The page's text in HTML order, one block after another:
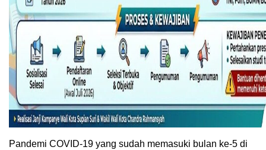
Pandemi COVID-19 yang sudah memasuki bulan ke-5 di